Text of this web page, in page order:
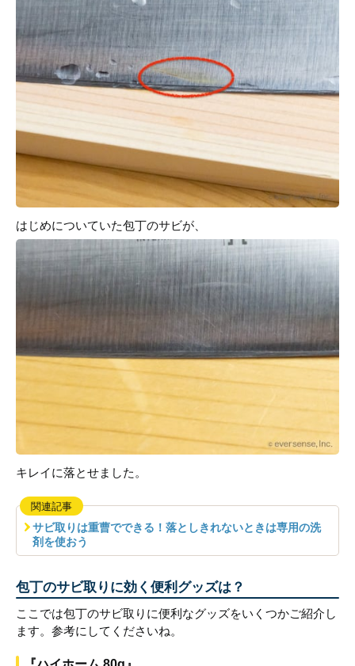
はじめについていた包丁のサビが、
キレイに落とせました。
関連記事
サビ取りは重曹でできる！落としきれないときは専用の洗
剤を使おう
包丁のサビ取りに効く便利グッズは？
ここでは包丁のサビ取りに便利なグッズをいくつかご紹介し
ます。参考にしてくださいね。